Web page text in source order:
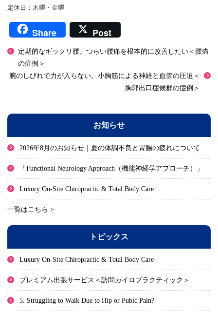
定休日：木曜・金曜
Share Post
定期的なギックリ腰。つらい腰痛を根本的に改善したい＜腰痛
の症例＞
腕のしびれで力が入らない。小胸筋による神経と血管の圧迫＜
胸郭出口症候群の症例＞
お知らせ
2026年8月のお知らせ｜夏の体調不良と胃腸の疲れについて
「Functional Neurology Approach（機能神経学アプローチ）」
Luxury On-Site Chiropractic & Total Body Care
一覧はこちら >
トピックス
Luxury On-Site Chiropractic & Total Body Care
プレミアム出張サービス＜訪問カイロプラクティック＞
5. Struggling to Walk Due to Hip or Pubic Pain?